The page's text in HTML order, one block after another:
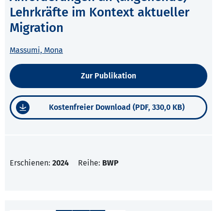
Lehrkräfte im Kontext aktueller
Migration
Massumi, Mona
Zur Publikation
Kostenfreier Download (PDF, 330,0 KB)
Erschienen: 2024 Reihe: BWP